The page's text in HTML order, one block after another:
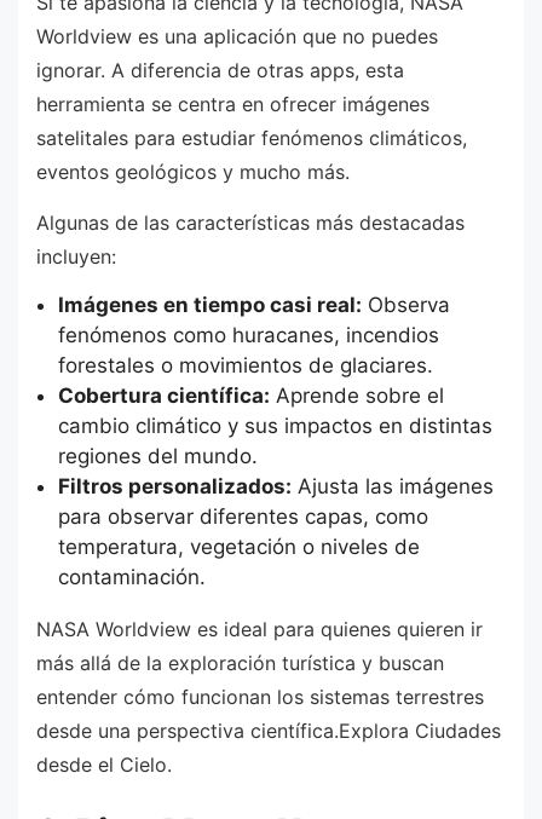
Worldview es una aplicación que no puedes
ignorar. A diferencia de otras apps, esta
herramienta se centra en ofrecer imágenes
satelitales para estudiar fenómenos climáticos,
eventos geológicos y mucho más.
Algunas de las características más destacadas
incluyen:
Imágenes en tiempo casi real: Observa
fenómenos como huracanes, incendios
forestales o movimientos de glaciares.
Cobertura científica: Aprende sobre el
cambio climático y sus impactos en distintas
regiones del mundo.
Filtros personalizados: Ajusta las imágenes
para observar diferentes capas, como
temperatura, vegetación o niveles de
contaminación.
NASA Worldview es ideal para quienes quieren ir
más allá de la exploración turística y buscan
entender cómo funcionan los sistemas terrestres
desde una perspectiva científica.Explora Ciudades
desde el Cielo.